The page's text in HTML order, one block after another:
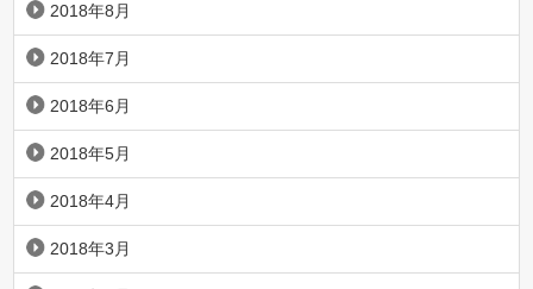
2018年8月
2018年7月
2018年6月
2018年5月
2018年4月
2018年3月